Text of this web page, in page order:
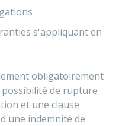
s'appliquant en
obligatoirement
de rupture
et une clause
indemnité de